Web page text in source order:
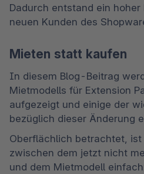
Dadurch entstand ein
neuen Kunden des
Mieten statt kaufen
In diesem Blog-Beitrag
Mietmodells für Extension
aufgezeigt und einige der
bezüglich dieser Änderung
Oberflächlich betrachtet,
zwischen dem jetzt nicht
und dem Mietmodell